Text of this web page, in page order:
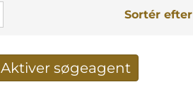
Sortér efter
Aktiver søgeagent